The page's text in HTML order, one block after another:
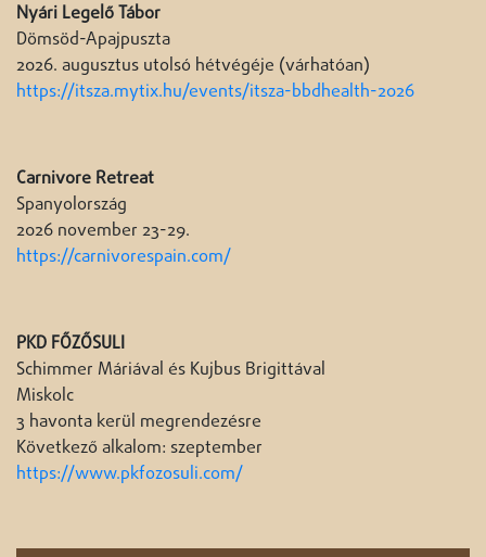
Nyári Legelő Tábor
Dömsöd-Apajpuszta
2026. augusztus utolsó hétvégéje (várhatóan)
https://itsza.mytix.hu/events/itsza-bbdhealth-2026
Carnivore Retreat
Spanyolország
2026 november 23-29.
https://carnivorespain.com/
PKD FŐZŐSULI
Schimmer Máriával és Kujbus Brigittával
Miskolc
3 havonta kerül megrendezésre
Következő alkalom: szeptember
https://www.pkfozosuli.com/